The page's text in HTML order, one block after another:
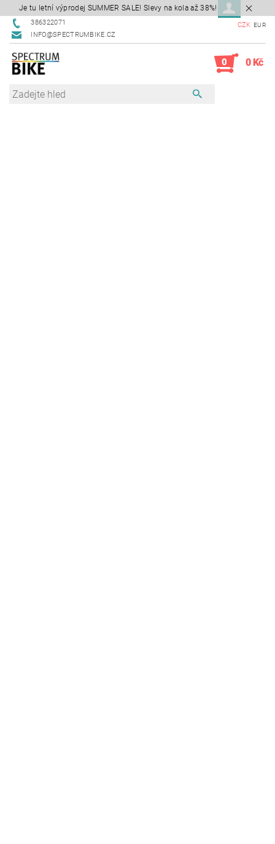
Je tu letní výprodej SUMMER SALE! Slevy na kola až 38%!
386322071
INFO@SPECTRUMBIKE.CZ
CZK EUR
0 0 Kč